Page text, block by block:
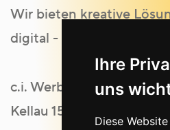
Ihre
uns
Diese
Wir bieten kreative
digital - für kleine bis
c.i. Werbeagentur GmbH
Kellau 151 | 5431 Kuchl